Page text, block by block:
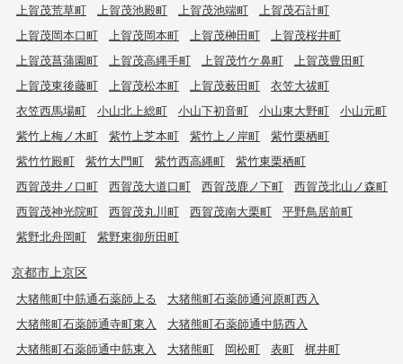
上賀茂荒草町
上賀茂池殿町 上賀茂池端町
上賀茂石計町
上賀茂岡本口町
上賀茂岡本町 上賀茂榊田町
上賀茂桜井町
上賀茂菖蒲園町
上賀茂高縄手町 上賀茂竹ケ鼻町
上賀茂豊田町
上賀茂東後藤町
上賀茂松本町 上賀茂薮田町
衣笠大祓町
衣笠西馬場町
小山北上総町 小山下初音町 小山東大野町
小山元町
紫竹上梅ノ木町
紫竹上芝本町 紫竹上ノ岸町
紫竹栗栖町
紫竹竹殿町
紫竹大門町 紫竹西高縄町
紫竹東栗栖町
西賀茂井ノ口町
西賀茂大道口町 西賀茂鹿ノ下町
西賀茂北山ノ森町
西賀茂神光院町
西賀茂丸川町 西賀茂南大栗町
平野鳥居前町
紫野北舟岡町
紫野東御所田町
京都市上京区
大猪熊町中筋通石薬師上る
大猪熊町石薬師通河原町西入
大猪熊町石薬師通寺町東入
大猪熊町石薬師通中筋西入
大猪熊町石薬師通中筋東入
大猪熊町 岡松町 表町
梶井町